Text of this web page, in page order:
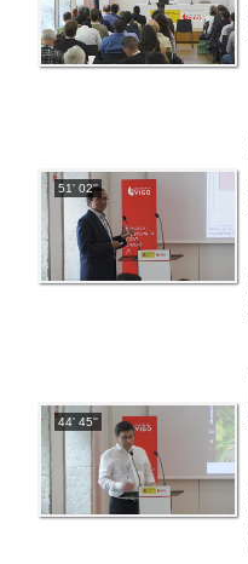
51' 02''
44' 45''